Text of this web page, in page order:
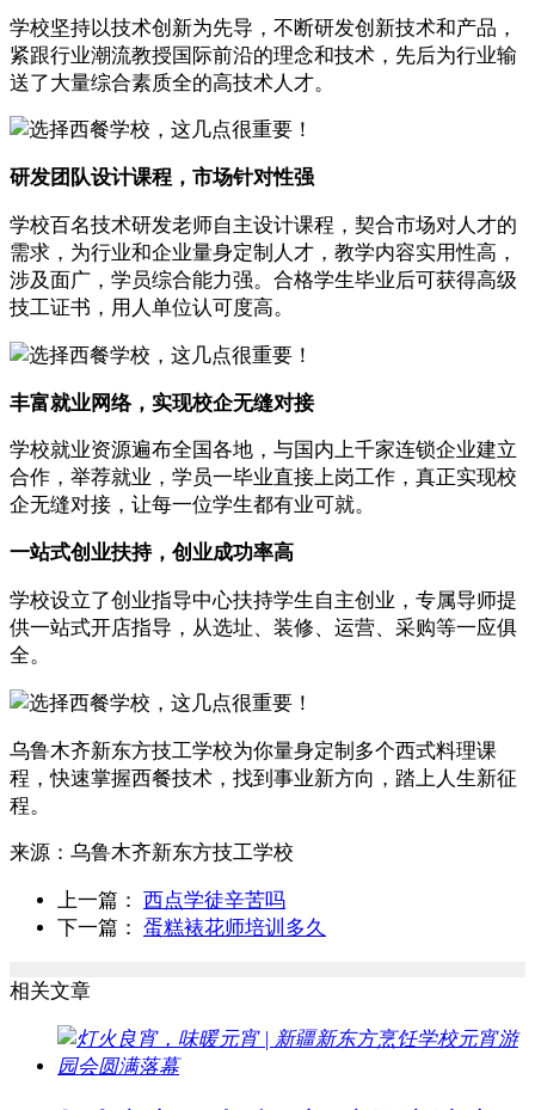
学校坚持以技术创新为先导，不断研发创新技术和产品，
紧跟行业潮流教授国际前沿的理念和技术，先后为行业输
送了大量综合素质全的高技术人才。
研发团队设计课程，市场针对性强
学校百名技术研发老师自主设计课程，契合市场对人才的
需求，为行业和企业量身定制人才，教学内容实用性高，
涉及面广，学员综合能力强。合格学生毕业后可获得高级
技工证书，用人单位认可度高。
丰富就业网络，实现校企无缝对接
学校就业资源遍布全国各地，与国内上千家连锁企业建立
合作，举荐就业，学员一毕业直接上岗工作，真正实现校
企无缝对接，让每一位学生都有业可就。
一站式创业扶持，创业成功率高
学校设立了创业指导中心扶持学生自主创业，专属导师提
供一站式开店指导，从选址、装修、运营、采购等一应俱
全。
乌鲁木齐新东方技工学校为你量身定制多个西式料理课
程，快速掌握西餐技术，找到事业新方向，踏上人生新征
程。
来源： 乌鲁木齐新东方技工学校
上一篇： 西点学徒辛苦吗
下一篇： 蛋糕裱花师培训多久
相关文章